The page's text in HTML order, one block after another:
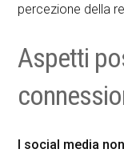
percezione della
Aspetti
I social media